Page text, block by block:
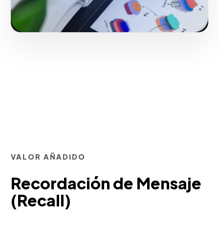
Solicitar servicio
VALOR AÑADIDO
Recordación de Mensaje
(Recall)